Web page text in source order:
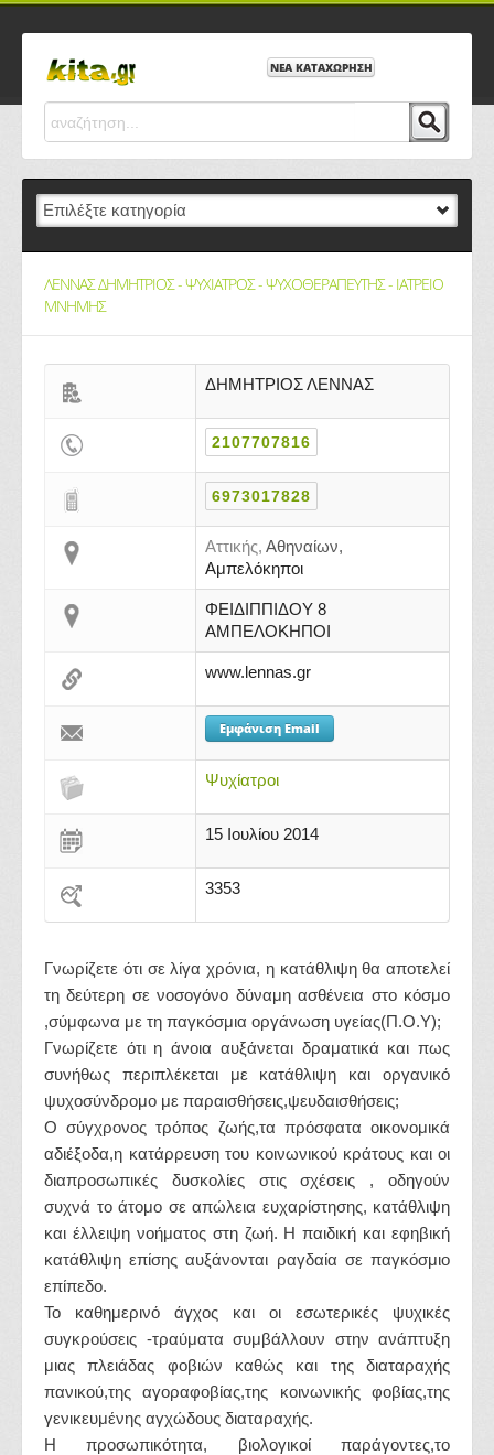
ΝΕΑ ΚΑΤΑΧΩΡΗΣΗ
ΛΕΝΝΑΣ ΔΗΜΗΤΡΙΟΣ - ΨΥΧΙΑΤΡΟΣ - ΨΥΧΟΘΕΡΑΠΕΥΤΗΣ - ΙΑΤΡΕΙΟ
ΜΝΗΜΗΣ
ΔΗΜΗΤΡΙΟΣ ΛΕΝΝΑΣ
2107707816
6973017828
Αττικής, Αθηναίων,
Αμπελόκηποι
ΦΕΙΔΙΠΠΙΔΟΥ 8
ΑΜΠΕΛΟΚΗΠΟΙ
www.lennas.gr
Εμφάνιση Email
Ψυχίατροι
15 Ιουλίου 2014
3353
Γνωρίζετε ότι σε λίγα χρόνια, η κατάθλιψη θα αποτελεί
τη δεύτερη σε νοσογόνο δύναμη ασθένεια στο κόσμο
,σύμφωνα με τη παγκόσμια οργάνωση υγείας(Π.Ο.Υ);
Γνωρίζετε ότι η άνοια αυξάνεται δραματικά και πως
συνήθως περιπλέκεται με κατάθλιψη και οργανικό
ψυχοσύνδρομο με παραισθήσεις,ψευδαισθήσεις;
Ο σύγχρονος τρόπος ζωής,τα πρόσφατα οικονομικά
αδιέξοδα,η κατάρρευση του κοινωνικού κράτους και οι
διαπροσωπικές δυσκολίες στις σχέσεις , οδηγούν
συχνά το άτομο σε απώλεια ευχαρίστησης, κατάθλιψη
και έλλειψη νοήματος στη ζωή. Η παιδική και εφηβική
κατάθλιψη επίσης αυξάνονται ραγδαία σε παγκόσμιο
επίπεδο.
Το καθημερινό άγχος και οι εσωτερικές ψυχικές
συγκρούσεις -τραύματα συμβάλλουν στην ανάπτυξη
μιας πλειάδας φοβιών καθώς και της διαταραχής
πανικού,της αγοραφοβίας,της κοινωνικής φοβίας,της
γενικευμένης αγχώδους διαταραχής.
Η προσωπικότητα, βιολογικοί παράγοντες,το